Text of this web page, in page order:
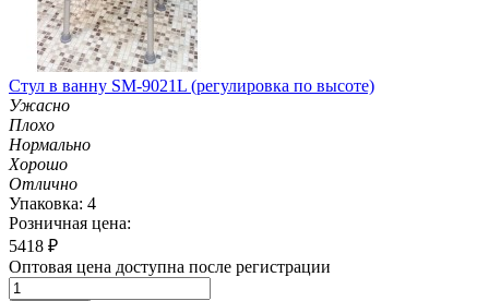
Стул в ванну SM-9021L (регулировка по высоте)
Ужасно
Плохо
Нормально
Хорошо
Отлично
Упаковка: 4
Розничная цена:
5418 ₽
Оптовая цена доступна после регистрации